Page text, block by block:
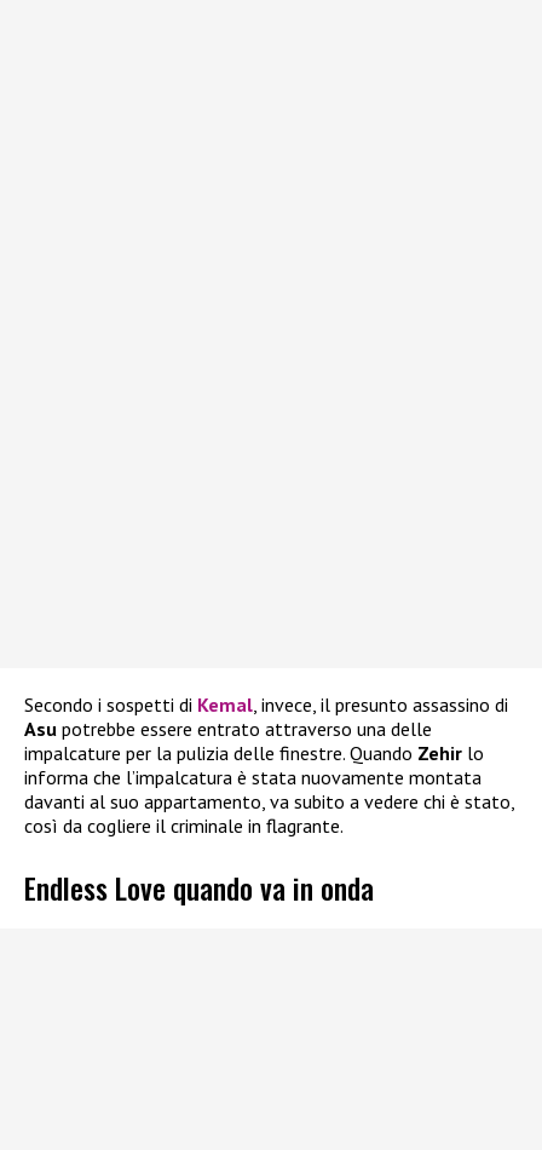
Secondo i sospetti di Kemal, invece, il presunto assassino di
Asu potrebbe essere entrato attraverso una delle
impalcature per la pulizia delle finestre. Quando Zehir lo
informa che l’impalcatura è stata nuovamente montata
davanti al suo appartamento, va subito a vedere chi è stato,
così da cogliere il criminale in flagrante.
Endless Love quando va in onda